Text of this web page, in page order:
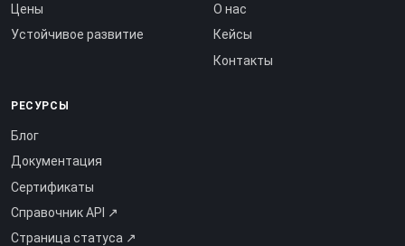
Цены
Устойчивое развитие
О нас
Кейсы
Контакты
РЕСУРСЫ
Блог
Документация
Сертификаты
Справочник API ↗
Страница статуса ↗